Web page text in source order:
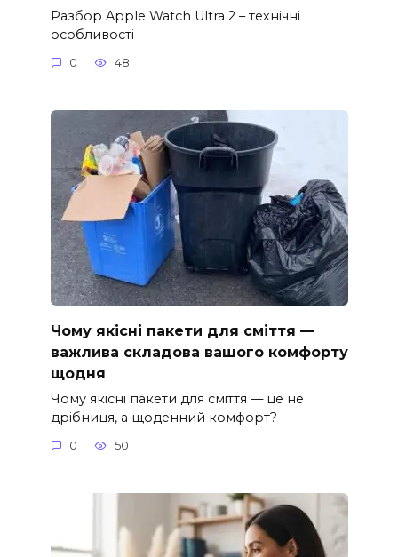
Разбор Apple Watch Ultra 2 – технічні
особливості
0 48
Чому якісні пакети для сміття —
важлива складова вашого комфорту
щодня
Чому якісні пакети для сміття — це не
дрібниця, а щоденний комфорт?
0 50